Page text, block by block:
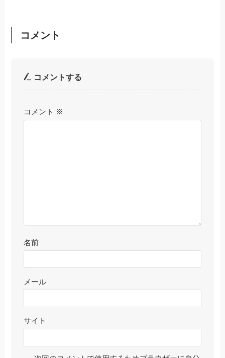
コメント
コメントする
コメント ※
名前
メール
サイト